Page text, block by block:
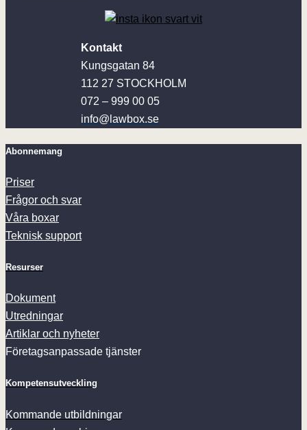
Kontakt
Kungsgatan 84
112 27 STOCKHOLM
072 – 999 00 05
info@lawbox.se
Abonnemang
Priser
Frågor och svar
Våra boxar
Teknisk support
Resurser
Dokument
Utredningar
Artiklar och nyheter
Företagsanpassade tjänster
Kompetensutveckling
Kommande utbildningar